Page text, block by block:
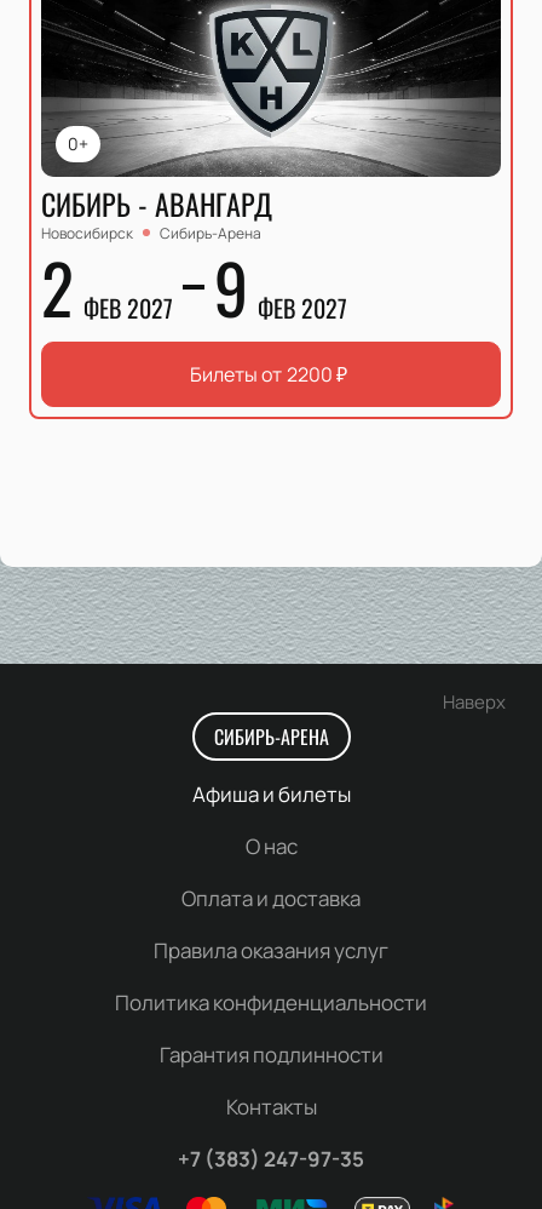
0+
СИБИРЬ - АВАНГАРД
Новосибирск Сибирь-Арена
2 ФЕВ 2027 9 ФЕВ 2027
Билеты от2200₽
Наверх
СИБИРЬ-АРЕНА
Афиша и билеты
О нас
Оплата и доставка
Правила оказания услуг
Политика конфиденциальности
Гарантия подлинности
Контакты
+7 (383) 247-97-35